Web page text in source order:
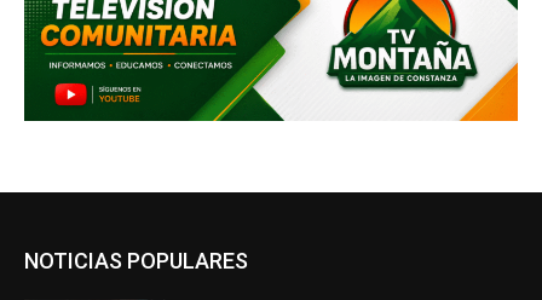
NOTICIAS POPULARES